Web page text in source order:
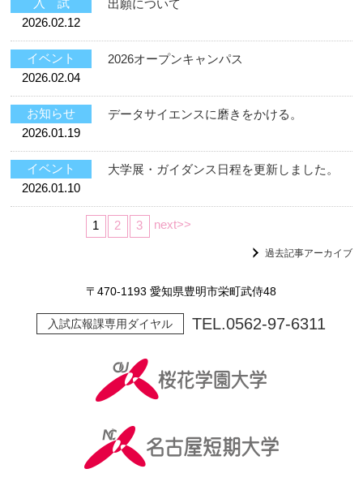
入 試
2026.02.12
出願について
イベント
2026.02.04
2026オープンキャンパス
お知らせ
2026.01.19
データサイエンスに磨きをかける。
イベント
2026.01.10
大学展・ガイダンス日程を更新しました。
1 2 3 next>>
過去記事アーカイブ
〒470-1193 愛知県豊明市栄町武侍48
入試広報課専用ダイヤル TEL.0562-97-6311